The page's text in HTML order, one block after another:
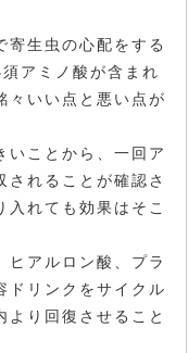
寄生虫の心配をする
アミノ酸が含まれ
々いい点と悪い点が
いことから、一回ア
されることが確認さ
れても効果はそこ
ヒアルロン酸、プラ
ドリンクをサイクル
より回復させること